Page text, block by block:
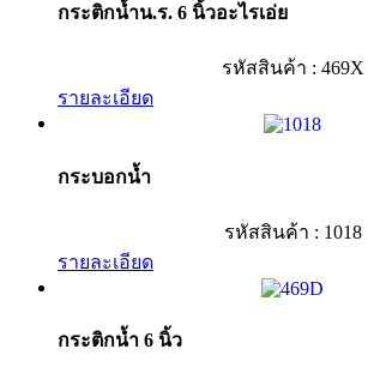
กระติกน้ำน.ร. 6 นิ้วอะไรเอ่ย
รหัสสินค้า : 469X
รายละเอียด
กระบอกน้ำ
รหัสสินค้า : 1018
รายละเอียด
กระติกน้ำ 6 นิ้ว